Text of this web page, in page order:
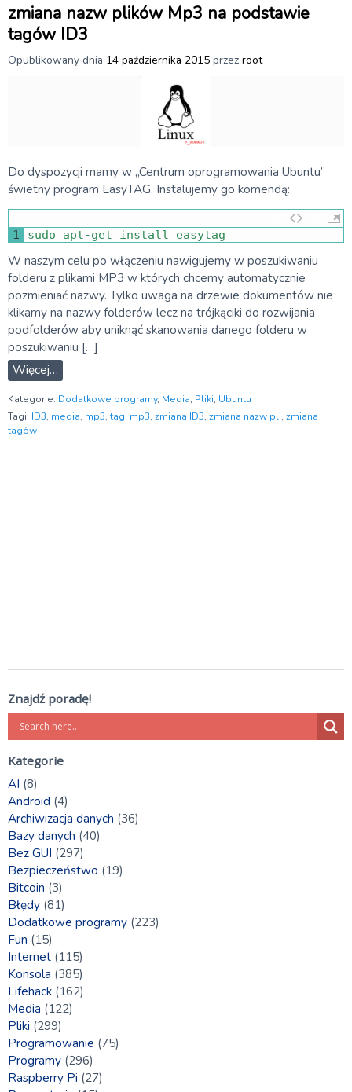
zmiana nazw plików Mp3 na podstawie
tagów ID3
Opublikowany dnia 14 października 2015 przez root
Do dyspozycji mamy w „Centrum oprogramowania Ubuntu”
świetny program EasyTAG. Instalujemy go komendą:
1 sudo apt-get install easytag
W naszym celu po włączeniu nawigujemy w poszukiwaniu
folderu z plikami MP3 w których chcemy automatycznie
pozmieniać nazwy. Tylko uwaga na drzewie dokumentów nie
klikamy na nazwy folderów lecz na trójkąciki do rozwijania
podfolderów aby uniknąć skanowania danego folderu w
poszukiwaniu […]
Więcej…
Kategorie: Dodatkowe programy, Media, Pliki, Ubuntu
Tagi: ID3, media, mp3,tagi mp3, zmiana ID3, zmiana nazw pli, zmiana
tagów
Znajdź poradę!
Kategorie
AI (8)
Android (4)
Archiwizacja danych (36)
Bazy danych (40)
Bez GUI (297)
Bezpieczeństwo (19)
Bitcoin (3)
Błędy (81)
Dodatkowe programy (223)
Fun (15)
Internet (115)
Konsola (385)
Lifehack (162)
Media (122)
Pliki (299)
Programowanie (75)
Programy (296)
Raspberry Pi (27)